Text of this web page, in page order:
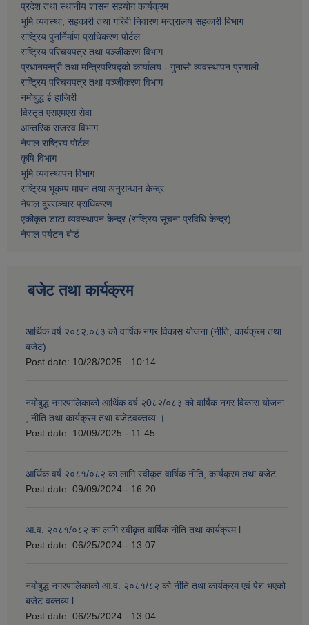
प्रदेश तथा स्थानीय शासन सहयोग कार्यक्रम
भूमि व्यवस्था, सहकारी तथा गरिबी निवारण मन्त्रालय सहकारी बिभाग
राष्ट्रिय पुनर्निर्माण प्राधिकरण पोर्टल
राष्ट्रिय परिचयपत्र तथा पञ्जीकरण विभाग
प्रधानमन्त्री तथा मन्त्रिपरिषद्को कार्यालय - गुनासो व्यवस्थापन प्रणाली
राष्ट्रिय परिचयपत्र तथा पञ्जीकरण विभाग
नमाेबुद्ध ई हाजिरी
विस्तृत एसएमएस सेवा
आन्तरिक राजस्व विभाग
नेपाल राष्ट्रिय पोर्टल
कृषि विभाग
भूमि व्यवस्थापन विभाग
राष्ट्रिय भूकम्प मापन तथा अनुसन्धान केन्द्र
नेपाल दूरसञ्चार प्राधिकरण
एकीकृत डाटा व्यवस्थापन केन्द्र (राष्ट्रिय सूचना प्रविधि केन्द्र)
नेपाल पर्यटन बोर्ड
बजेट तथा कार्यक्रम
आर्थिक वर्ष २०८२.०८३ को वार्षिक नगर विकास योजना (नीति, कार्यक्रम तथा
बजेट)
Post date: 10/28/2025 - 10:14
नमोबुद्ध नगरपालिकाको आर्थिक वर्ष २0८२/०८३ को वार्षिक नगर विकास योजना
, नीति तथा कार्यक्रम तथा बजेटवक्तव्य ।
Post date: 10/09/2025 - 11:45
आर्थिक वर्ष २०८१/०८२ का लागि स्वीकृत वार्षिक नीति, कार्यक्रम तथा बजेट
Post date: 09/09/2024 - 16:20
आ.व. २०८१/०८२ का लागि स्वीकृत वार्षिक नीति तथा कार्यक्रम l
Post date: 06/25/2024 - 13:07
नमोबुद्ध नगरपालिकाको आ‍.व. २०८१/८२ को नीति तथा कार्यक्रम एवं पेश भएको
बजेट वक्तव्य l
Post date: 06/25/2024 - 13:04